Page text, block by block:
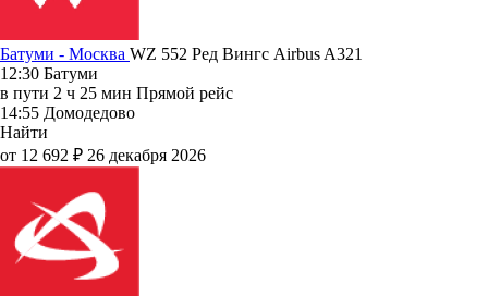
Батуми - Москва WZ 552 Ред Вингс Airbus A321
12:30 Батуми
в пути 2 ч 25 мин Прямой рейс
14:55 Домодедово
Найти
от 12 692 ₽ 26 декабря 2026